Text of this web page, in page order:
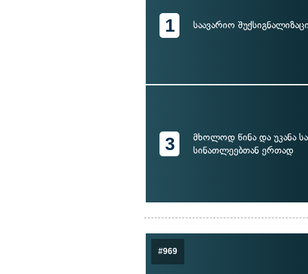
1 საავარიო
3
მხოლოდ წინა და უკანა
სინათლეებთან ერთად
#969